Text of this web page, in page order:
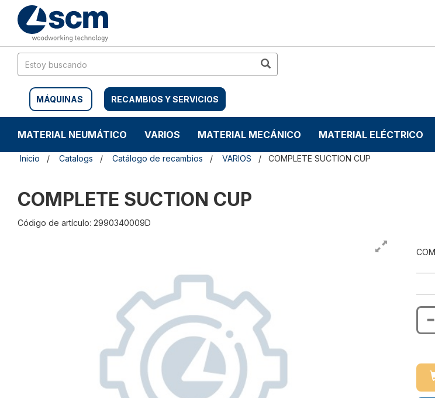
contenido
menú
navegación
MÁQUINAS RECAMBIOS Y SERVICIOS
MATERIAL NEUMÁTICO VARIOS MATERIAL MECÁNICO MATERIAL ELÉCTRICO
Inicio Catalogs Catálogo de recambios VARIOS COMPLETE SUCTION CUP
COMPLETE SUCTION CUP
Código de artículo: 2990340009D